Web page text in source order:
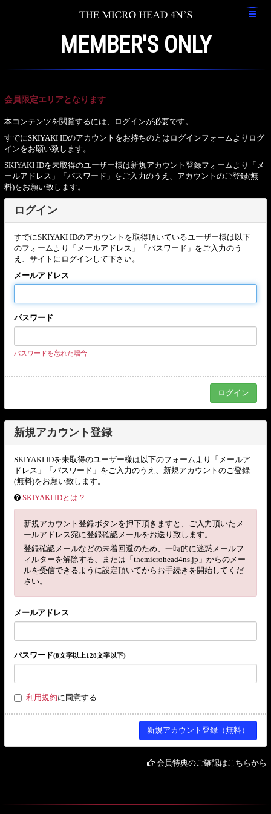
MEMBER'S ONLY
会員限定エリアとなります
本コンテンツを閲覧するには、ログインが必要です。
すでにSKIYAKI IDのアカウントをお持ちの方はログインフォームよりログ
インをお願い致します。
SKIYAKI IDを未取得のユーザー様は新規アカウント登録フォームより「メ
ールアドレス」「パスワード」をご入力のうえ、アカウントのご登録(無
料)をお願い致します。
ログイン
すでにSKIYAKI IDのアカウントを取得頂いているユーザー様は以下
のフォームより「メールアドレス」「パスワード」をご入力のう
え、サイトにログインして下さい。
メールアドレス
パスワード
パスワードを忘れた場合
新規アカウント登録
SKIYAKI IDを未取得のユーザー様は以下のフォームより「メールア
ドレス」「パスワード」をご入力のうえ、新規アカウントのご登録
(無料)をお願い致します。
SKIYAKI IDとは？
新規アカウント登録ボタンを押下頂きますと、ご入力頂いたメ
ールアドレス宛に登録確認メールをお送り致します。
登録確認メールなどの未着回避のため、一時的に迷惑メールフ
ィルターを解除する、または「themicrohead4ns.jp」からのメー
ルを受信できるように設定頂いてからお手続きを開始してくだ
さい。
メールアドレス
パスワード(8文字以上128文字以下)
利用規約に同意する
会員特典のご確認はこちらから